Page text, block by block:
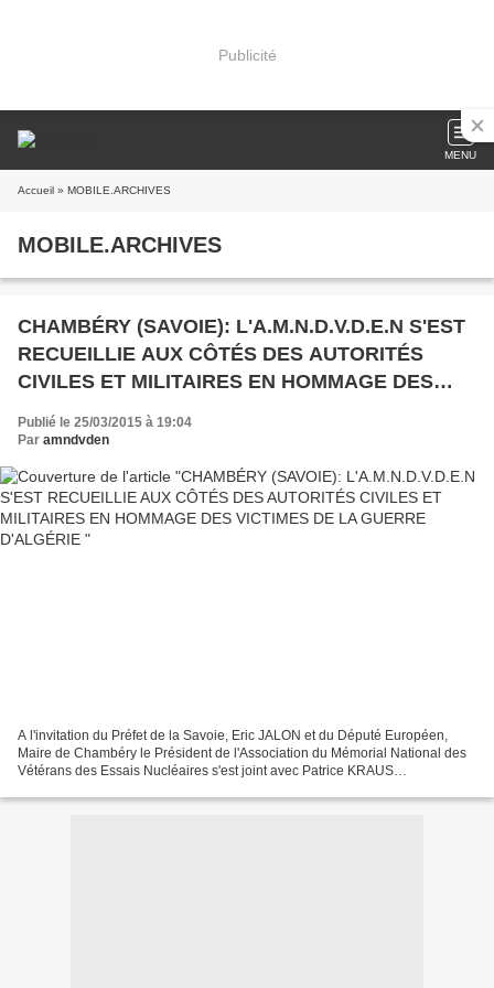
Publicité
MENU
Accueil » MOBILE.ARCHIVES
MOBILE.ARCHIVES
CHAMBÉRY (SAVOIE): L'A.M.N.D.V.D.E.N S'EST
RECUEILLIE AUX CÔTÉS DES AUTORITÉS
CIVILES ET MILITAIRES EN HOMMAGE DES
VICTIMES DE LA GUERRE D'ALGÉRIE
Publié le 25/03/2015 à 19:04
Par amndvden
A l'invitation du Préfet de la Savoie, Eric JALON et du Député Européen,
Maire de Chambéry le Président de l'Association du Mémorial National des
Vétérans des Essais Nucléaires s'est joint avec Patrice KRAUS